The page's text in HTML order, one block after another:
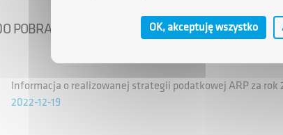
POBRANIA
Informacja o realizowanej strategii podatkowej ARP za rok
2022-12-19
OK, akceptuję wszystko